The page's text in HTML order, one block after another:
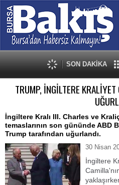
SON DAKİKA
TRUMP, İNGİLTERE
İngiltere Kralı III. Charles ve
temaslarının son gününde ABD
Trump tarafından uğurlandı.
30 Nisan
İngiltere